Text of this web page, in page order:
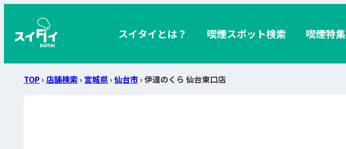
スイタイとは？ 喫煙スポット検索 喫煙特集
TOP› 店舗検索 › 宮城県› 仙台市› 伊達のくら 仙台東口店